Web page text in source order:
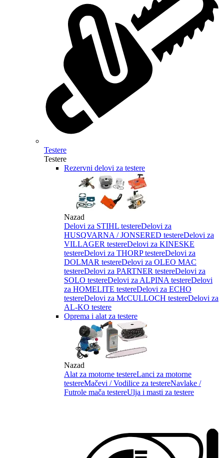
Testere
Testere
Rezervni delovi za testere
Nazad
Delovi za STIHL testereDelovi za
HUSQVARNA / JONSERED testereDelovi za
VILLAGER testereDelovi za KINESKE
testereDelovi za THORP testereDelovi za
DOLMAR testereDelovi za OLEO MAC
testereDelovi za PARTNER testereDelovi za
SOLO testereDelovi za ALPINA testereDelovi
za HOMELITE testereDelovi za ECHO
testereDelovi za McCULLOCH testereDelovi za
AL-KO testere
Oprema i alat za testere
Nazad
Alat za motorne testereLanci za motorne
testereMačevi / Vodilice za testereNavlake /
Futrole mača testereUlja i masti za testere